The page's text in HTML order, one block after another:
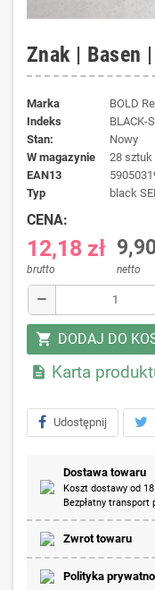
Znak | Basen
Marka
BOLD
Indeks
BLACK-
Stan:
Nowy
W magazynie
28 sztuk
EAN13
typ
black
CENA:
12,18 zł
brutto netto
remove
shopping_cart DODAJ DO
 Karta
Udostępnij
Dostawa towaru
Koszt dostawy od 18
Bezpłatny transport
Zwrot towaru
Polityka